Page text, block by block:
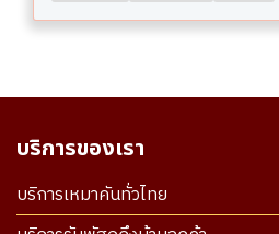
บริการของเรา
บริการเหมาคันทั่วไทย